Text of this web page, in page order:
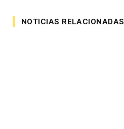
NOTICIAS RELACIONADAS